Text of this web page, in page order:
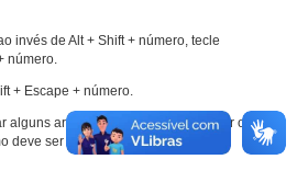
invés de Alt + Shift + número, tecle
número.
+ Escape + número.
alguns arquivos que explicam melhor o
deve ser implementado nos sites da